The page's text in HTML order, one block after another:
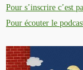
Pour s’inscrire c’est
Pour écouter le